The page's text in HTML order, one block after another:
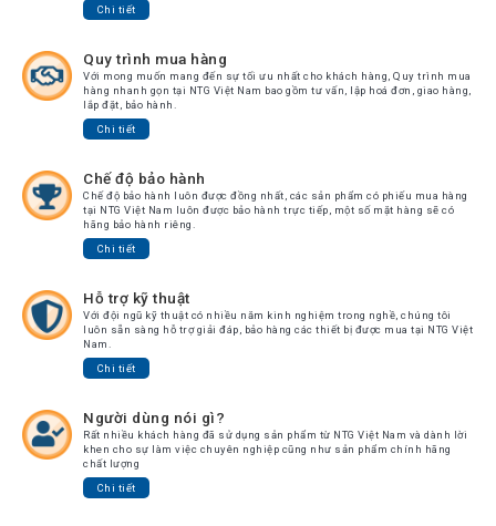
Chi tiết
Quy trình mua hàng
Với mong muốn mang đến sự tối ưu nhất cho khách hàng, Quy trình mua
hàng nhanh gọn tại NTG Việt Nam bao gồm tư vấn, lập hoá đơn, giao hàng,
lắp đặt, bảo hành.
Chi tiết
Chế độ bảo hành
Chế độ bảo hành luôn được đồng nhất, các sản phẩm có phiếu mua hàng
tại NTG Việt Nam luôn được bảo hành trực tiếp, một số mặt hàng sẽ có
hãng bảo hành riêng.
Chi tiết
Hỗ trợ kỹ thuật
Với đội ngũ kỹ thuật có nhiều năm kinh nghiệm trong nghề, chúng tôi
luôn sẵn sàng hỗ trợ giải đáp, bảo hàng các thiết bị được mua tại NTG Việt
Nam.
Chi tiết
Người dùng nói gì?
Rất nhiều khách hàng đã sử dụng sản phẩm từ NTG Việt Nam và dành lời
khen cho sự làm việc chuyên nghiệp cũng như sản phẩm chính hãng
chất lượng
Chi tiết